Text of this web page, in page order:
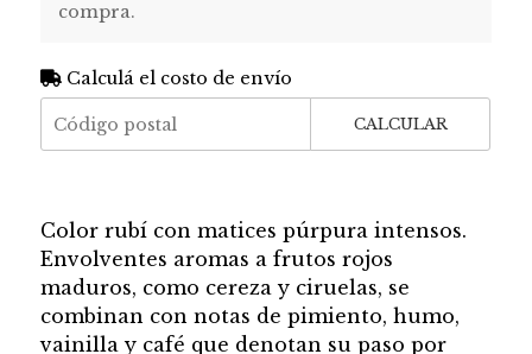
compra.
Calculá el costo de envío
CALCULAR
Color rubí con matices púrpura intensos.
Envolventes aromas a frutos rojos
maduros, como cereza y ciruelas, se
combinan con notas de pimiento, humo,
vainilla y café que denotan su paso por